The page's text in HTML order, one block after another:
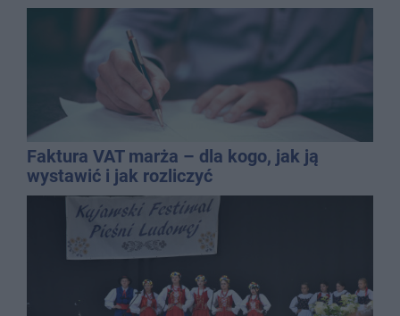
Faktura VAT marża – dla kogo, jak ją
wystawić i jak rozliczyć